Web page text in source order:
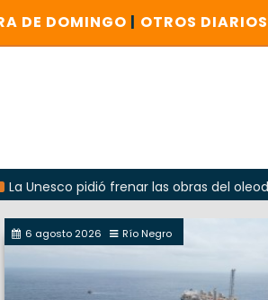
DE DOMINGO | OTROS DIARIOS
pidió frenar las obras del oleoducto en
6 agosto 2026 Río Negro